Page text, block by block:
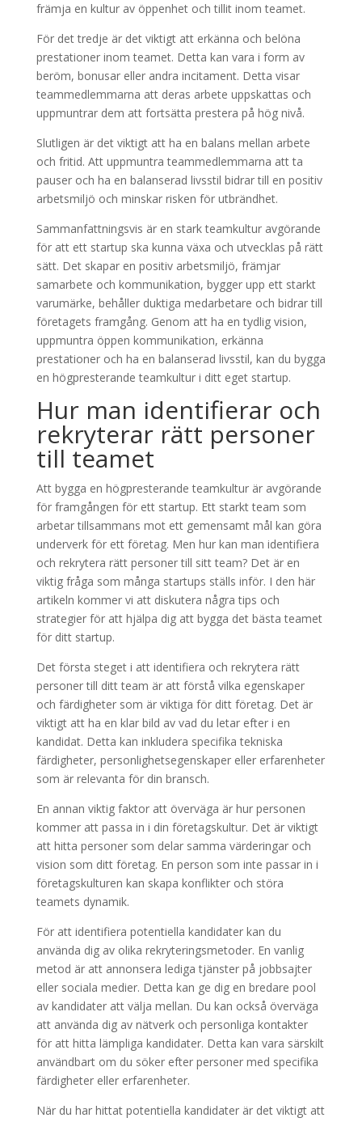
främja en kultur av öppenhet och tillit inom teamet.
För det tredje är det viktigt att erkänna och belöna
prestationer inom teamet. Detta kan vara i form av
beröm, bonusar eller andra incitament. Detta visar
teammedlemmarna att deras arbete uppskattas och
uppmuntrar dem att fortsätta prestera på hög nivå.
Slutligen är det viktigt att ha en balans mellan arbete
och fritid. Att uppmuntra teammedlemmarna att ta
pauser och ha en balanserad livsstil bidrar till en positiv
arbetsmiljö och minskar risken för utbrändhet.
Sammanfattningsvis är en stark teamkultur avgörande
för att ett startup ska kunna växa och utvecklas på rätt
sätt. Det skapar en positiv arbetsmiljö, främjar
samarbete och kommunikation, bygger upp ett starkt
varumärke, behåller duktiga medarbetare och bidrar till
företagets framgång. Genom att ha en tydlig vision,
uppmuntra öppen kommunikation, erkänna
prestationer och ha en balanserad livsstil, kan du bygga
en högpresterande teamkultur i ditt eget startup.
Hur man identifierar och
rekryterar rätt personer
till teamet
Att bygga en högpresterande teamkultur är avgörande
för framgången för ett startup. Ett starkt team som
arbetar tillsammans mot ett gemensamt mål kan göra
underverk för ett företag. Men hur kan man identifiera
och rekrytera rätt personer till sitt team? Det är en
viktig fråga som många startups ställs inför. I den här
artikeln kommer vi att diskutera några tips och
strategier för att hjälpa dig att bygga det bästa teamet
för ditt startup.
Det första steget i att identifiera och rekrytera rätt
personer till ditt team är att förstå vilka egenskaper
och färdigheter som är viktiga för ditt företag. Det är
viktigt att ha en klar bild av vad du letar efter i en
kandidat. Detta kan inkludera specifika tekniska
färdigheter, personlighetsegenskaper eller erfarenheter
som är relevanta för din bransch.
En annan viktig faktor att överväga är hur personen
kommer att passa in i din företagskultur. Det är viktigt
att hitta personer som delar samma värderingar och
vision som ditt företag. En person som inte passar in i
företagskulturen kan skapa konflikter och störa
teamets dynamik.
För att identifiera potentiella kandidater kan du
använda dig av olika rekryteringsmetoder. En vanlig
metod är att annonsera lediga tjänster på jobbsajter
eller sociala medier. Detta kan ge dig en bredare pool
av kandidater att välja mellan. Du kan också överväga
att använda dig av nätverk och personliga kontakter
för att hitta lämpliga kandidater. Detta kan vara särskilt
användbart om du söker efter personer med specifika
färdigheter eller erfarenheter.
När du har hittat potentiella kandidater är det viktigt att